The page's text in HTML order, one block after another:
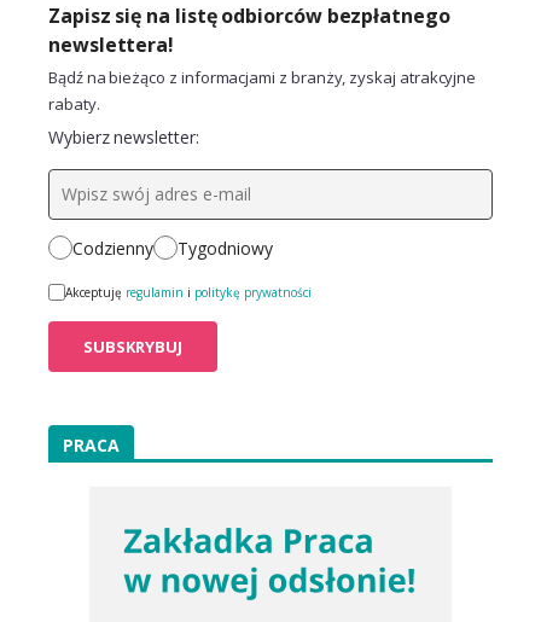
Zapisz się na listę odbiorców bezpłatnego
newslettera!
Bądź na bieżąco z informacjami z branży, zyskaj atrakcyjne
rabaty.
Wybierz newsletter:
Codzienny Tygodniowy
Akceptuję regulamin i politykę prywatności
PRACA